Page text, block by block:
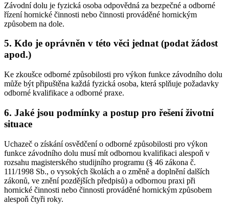
Závodní dolu je fyzická osoba odpovědná za bezpečné a odborné
řízení hornické činnosti nebo činnosti prováděné hornickým
způsobem na dole.
5. Kdo je oprávněn v této věci jednat (podat žádost
apod.)
Ke zkoušce odborné způsobilosti pro výkon funkce závodního dolu
může být připuštěna každá fyzická osoba, která splňuje požadavky
odborné kvalifikace a odborné praxe.
6. Jaké jsou podmínky a postup pro řešení životní
situace
Uchazeč o získání osvědčení o odborné způsobilosti pro výkon
funkce závodního dolu musí mít odbornou kvalifikaci alespoň v
rozsahu magisterského studijního programu (§ 46 zákona č.
111/1998 Sb., o vysokých školách a o změně a doplnění dalších
zákonů, ve znění pozdějších předpisů) a odbornou praxi při
hornické činnosti nebo činnosti prováděné hornickým způsobem
alespoň čtyři roky.